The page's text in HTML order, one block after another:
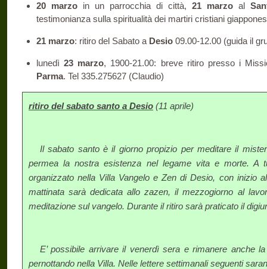
20 marzo in un parrocchia di città, 21 marzo al
testimonianza sulla spiritualità dei martiri cristiani
21 marzo: ritiro del Sabato a Desio 09.00-12.00 (guida il
lunedì23 marzo, 1900-21.00: breve ritiro presso i
Parma. Tel 335.275627 (Claudio)
ritiro del sabato santo a Desio (11 aprile)
Il sabato santo è il giorno propizio per meditare il
permea la nostra esistenza nel legame vita e morte. A
organizzato nella Villa Vangelo e Zen di Desio, con inizio
mattinata sarà dedicata allo zazen, il mezzogiorno al
meditazione sul vangelo. Durante il ritiro sarà praticato il
E’ possibile arrivare il venerdì sera e rimanere anche
pernottando nella Villa. Nelle lettere settimanali seguenti